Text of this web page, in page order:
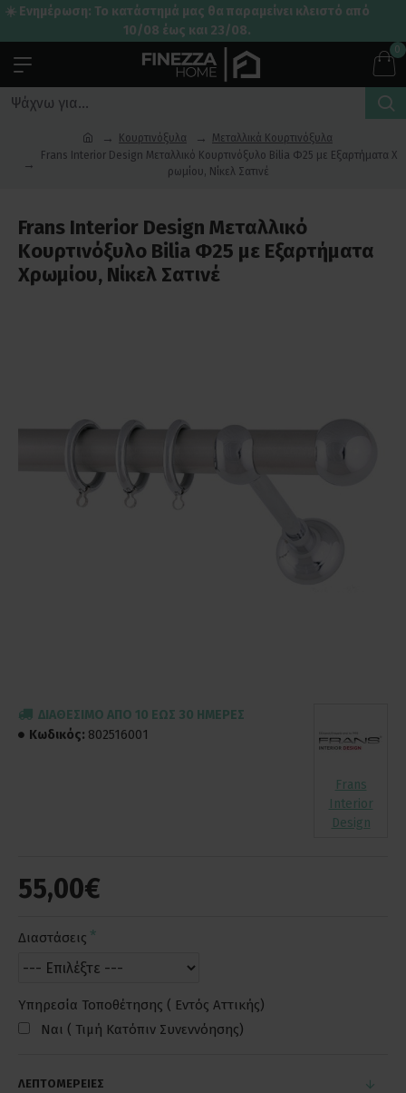
☀️ Ενημέρωση: Το κατάστημά μας θα παραμείνει κλειστό από
10/08 έως και 23/08.
0
Κουρτινόξυλα
Μεταλλικά Κουρτινόξυλα
Frans Interior Design Μεταλλικό Κουρτινόξυλο Bilia Φ25 με Εξαρτήματα Χ
ρωμίου, Νίκελ Σατινέ
Frans Interior Design Μεταλλικό
Κουρτινόξυλο Bilia Φ25 με Εξαρτήματα
Χρωμίου, Νίκελ Σατινέ
55,00€
ΔΙΑΘΈΣΙΜΟ ΑΠΌ 10 ΈΩΣ 30 ΗΜΈΡΕΣ
Κωδικός: 802516001
Frans
Interior
Design
Διαστάσεις
Υπηρεσία Τοποθέτησης ( Εντός Αττικής)
Ναι ( Τιμή Κατόπιν Συνεννόησης)
ΛΕΠΤΟΜΕΡΕΙΕΣ